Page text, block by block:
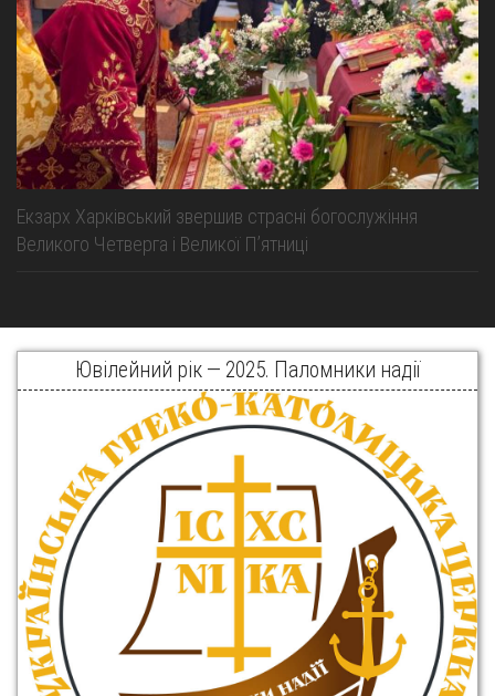
Екзарх Харківський звершив страсні богослужіння
Великого Четверга і Великої Пʼятниці
Ювілейний рік — 2025. Паломники надії